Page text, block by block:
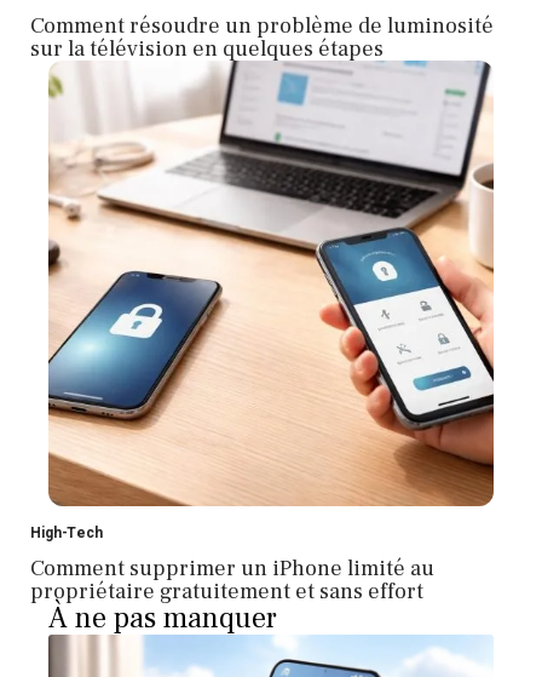
Comment résoudre un problème de luminosité
sur la télévision en quelques étapes
High-Tech
Comment supprimer un iPhone limité au
propriétaire gratuitement et sans effort
À ne pas manquer